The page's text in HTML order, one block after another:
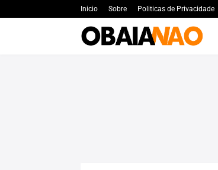
Inicio Sobre Politicas de Privacidade